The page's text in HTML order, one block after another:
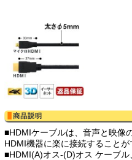
■HDMIケーブルは、音声と映像
HDMI機器に楽に接続すること
■HDMI(A)オス-(D)オス ケーブ